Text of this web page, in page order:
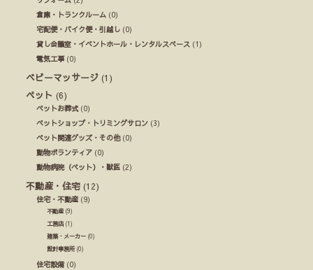
倉庫・トランクルーム (0)
宅配便・バイク便・引越し (0)
貸し会議室・イベントホール・レンタルスペース (1)
電気工事(0)
ベビーマッサージ (1)
ペット (6)
ペットお葬式(0)
ペットショップ・トリミングサロン (3)
ペット関連グッズ・その他(0)
動物ボランティア (0)
動物病院（ペット）・獣医 (2)
不動産・住宅 (12)
住宅・不動産 (9)
不動産 (9)
工務店 (1)
建築・メーカー (0)
設計事務所(0)
住宅設備(0)